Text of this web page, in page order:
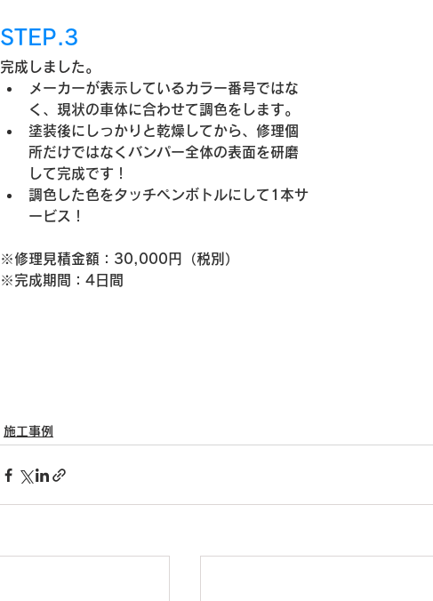
STEP.3
完成しました。
メーカーが表示しているカラー番号ではな
く、現状の車体に合わせて調色をします。
塗装後にしっかりと乾燥してから、修理個
所だけではなくバンパー全体の表面を研磨
して完成です！
調色した色をタッチペンボトルにして1本サ
ービス！
※修理見積金額：30,000円（税別）
※完成期間：4日間
施工事例